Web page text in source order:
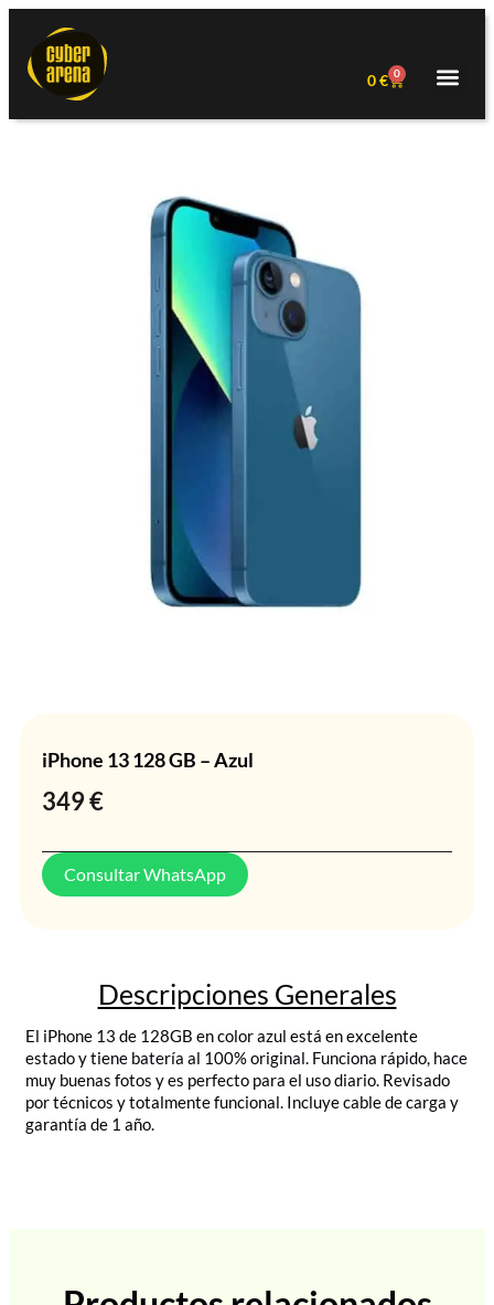
0€ 0
iPhone 13 128 GB – Azul
349€
Consultar WhatsApp
Descripciones Generales
El iPhone 13 de 128GB en color azul está en excelente
estado y tiene batería al 100% original. Funciona rápido, hace
muy buenas fotos y es perfecto para el uso diario. Revisado
por técnicos y totalmente funcional. Incluye cable de carga y
garantía de 1 año.